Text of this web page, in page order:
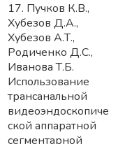
17. Пучков К.В.,
Хубезов Д.А.,
Хубезов А.Т.,
Родиченко Д.С.,
Иванова Т.Б.
Использование
трансанальной
видеоэндоскопиче
ской аппаратной
сегментарной